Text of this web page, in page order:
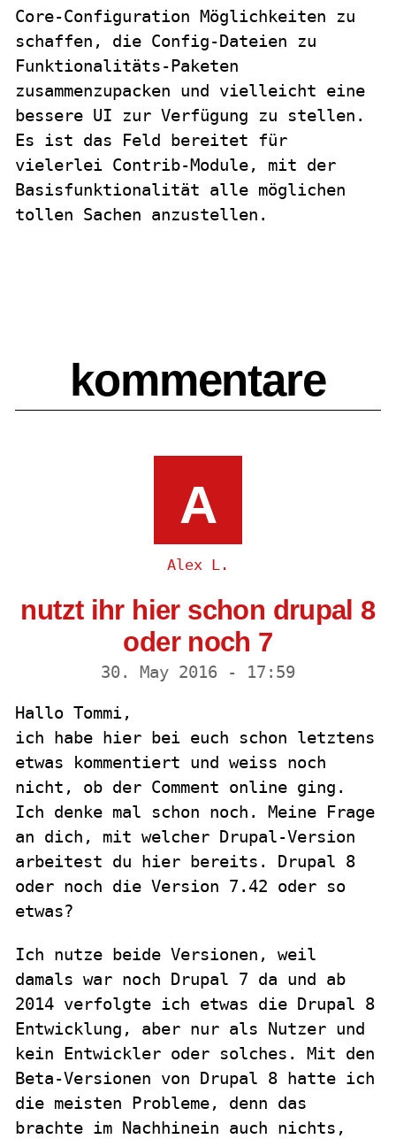
Core-Configuration Möglichkeiten zu
schaffen, die Config-Dateien zu
Funktionalitäts-Paketen
zusammenzupacken und vielleicht eine
bessere UI zur Verfügung zu stellen.
Es ist das Feld bereitet für
vielerlei Contrib-Module, mit der
Basisfunktionalität alle möglichen
tollen Sachen anzustellen.
kommentare
A
Alex L.
nutzt ihr hier schon drupal 8
oder noch 7
30. May 2016 - 17:59
Hallo Tommi,
ich habe hier bei euch schon letztens
etwas kommentiert und weiss noch
nicht, ob der Comment online ging.
Ich denke mal schon noch. Meine Frage
an dich, mit welcher Drupal-Version
arbeitest du hier bereits. Drupal 8
oder noch die Version 7.42 oder so
etwas?
Ich nutze beide Versionen, weil
damals war noch Drupal 7 da und ab
2014 verfolgte ich etwas die Drupal 8
Entwicklung, aber nur als Nutzer und
kein Entwickler oder solches. Mit den
Beta-Versionen von Drupal 8 hatte ich
die meisten Probleme, denn das
brachte im Nachhinein auch nichts,